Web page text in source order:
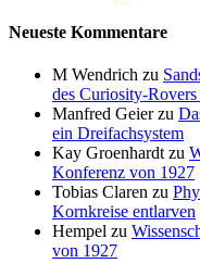
Neueste Kommentare
M Wendrich zu
des Curiosity-
Manfred Geierzu
ein Dreifachsystem
Kay Groenhardtzu
Konferenz von 1927
Tobias Claren zu
Kornkreise entlarven
Hempel zu
von 1927